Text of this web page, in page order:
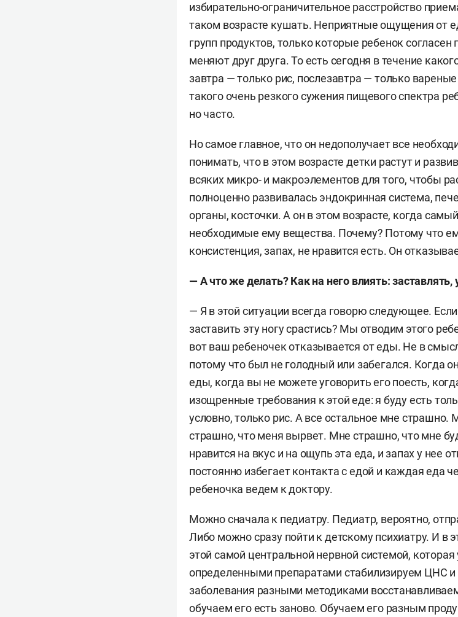
В ноябре 2015 года был открыт центр изучения
специализированный центр, объединяющий все
полного и всестороннего лечения пациентов с
сегодняшний день центр является уникальным и
Коршунова занимается разработкой новых
подходов для лечения пациентов с нарушениями
Анна Александровна является членом
Академия расстройств пищевого поведения) и
конференциях ICED (ICED — международная
поведения).
избирательно-ограничительное расстройство
таком возрасте кушать. Неприятные ощущения от
групп продуктов, только которые ребенок
меняют друг друга. То есть сегодня в течение
завтра — только рис, послезавтра — только
такого очень резкого сужения пищевого спектра
но часто.
Но самое главное, что он недополучает все
понимать, что в этом возрасте детки растут и
всяких микро- и макроэлементов для того, чтобы
полноценно развивалась эндокринная система,
органы, косточки. А он в этом возрасте, когда
необходимые ему вещества. Почему? Потому что
консистенция, запах, не нравится есть. Он
— А что же делать? Как на него влиять:
— Я в этой ситуации всегда говорю следующее.
заставить эту ногу срастись? Мы отводим этого
вот ваш ребеночек отказывается от еды. Не в
потому что был не голодный или забегался. Когда
еды, когда вы не можете уговорить его поесть,
изощренные требования к этой еде: я буду есть
условно, только рис. А все остальное мне страшно.
страшно, что меня вырвет. Мне страшно, что мне
нравится на вкус и на ощупь эта еда, и запах у нее
постоянно избегает контакта с едой и каждая еда
ребеночка ведем к доктору.
Можно сначала к педиатру. Педиатр, вероятно,
Либо можно сразу пойти к детскому психиатру. И в
этой самой центральной нервной системой,
определенными препаратами стабилизируем ЦНС и
заболевания разными методиками
обучаем его есть заново. Обучаем его разным